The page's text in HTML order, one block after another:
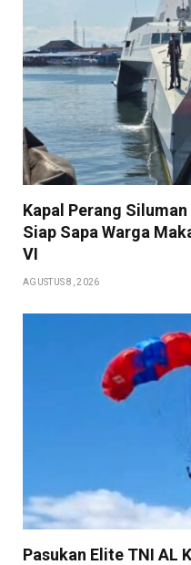
Kapal Perang
Siap Sapa Warga
VI
AGUSTUS 8, 2026
Pasukan Elite TNI AL